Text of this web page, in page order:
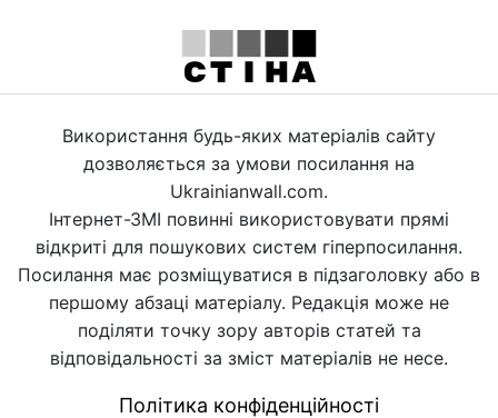
Використання будь-яких матеріалів сайту
дозволяється за умови посилання на
Ukrainianwall.com.
Інтернет-ЗМІ повинні використовувати прямі
відкриті для пошукових систем гіперпосилання.
Посилання має розміщуватися в підзаголовку або в
першому абзаці матеріалу. Редакція може не
поділяти точку зору авторів статей та
відповідальності за зміст матеріалів не несе.
Політика конфіденційності